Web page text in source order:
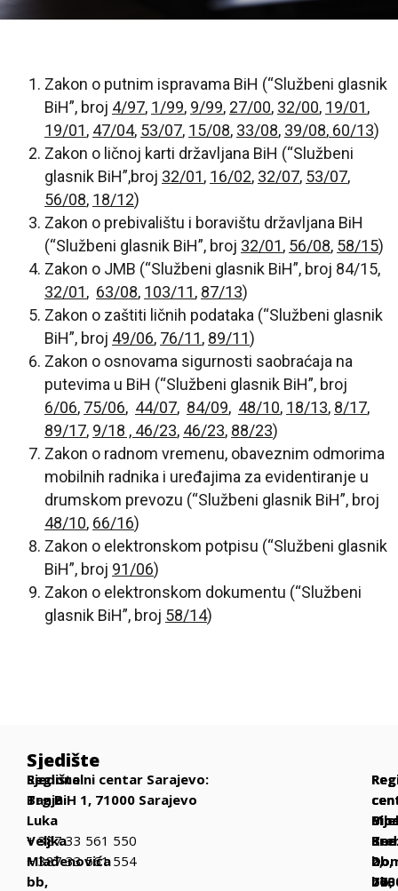
Zakon o putnim ispravama BiH (“Službeni glasnik
BiH”, broj 4/97, 1/99, 9/99, 27/00, 32/00, 19/01,
19/01, 47/04, 53/07, 15/08, 33/08, 39/08, 60/13)
Zakon o ličnoj karti državljana BiH (“Službeni
glasnik BiH”,broj 32/01, 16/02, 32/07, 53/07,
56/08, 18/12)
Zakon o prebivalištu i boravištu državljana BiH
(“Službeni glasnik BiH”, broj 32/01, 56/08, 58/15)
Zakon o JMB (“Službeni glasnik BiH”, broj 84/15,
32/01, 63/08, 103/11, 87/13)
Zakon o zaštiti ličnih podataka (“Službeni glasnik
BiH”, broj 49/06, 76/11, 89/11)
Zakon o osnovama sigurnosti saobraćaja na
putevima u BiH (“Službeni glasnik BiH”, broj
6/06, 75/06, 44/07, 84/09, 48/10, 18/13, 8/17,
89/17, 9/18 , 46/23, 46/23, 88/23)
Zakon o radnom vremenu, obaveznim odmorima
mobilnih radnika i uređajima za evidentiranje u
drumskom prevozu (“Službeni glasnik BiH”, broj
48/10, 66/16)
Zakon o elektronskom potpisu (“Službeni glasnik
BiH”, broj 91/06)
Zakon o elektronskom dokumentu (“Službeni
glasnik BiH”, broj 58/14)
Sjedište
Sjedište
Banja
Luka
Veljka
Mlađenovića
bb,
Regionalni centar Sarajevo:
Trg BiH 1, 71000 Sarajevo
+ 387 33 561 550
+ 387 33 561 554
bb,
bb,
2,